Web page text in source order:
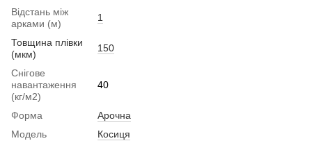
Відстань між
арками (м)
1
Товщина плівки
(мкм)
150
Снігове
навантаження
(кг/м2)
40
Форма
Арочна
Модель
Косиця